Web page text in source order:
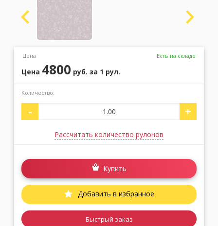
Цена Есть на складе
Цена 4800 руб. за 1 рул.
Количество:
- +
Рассчитать количество рулонов
Купить
Добавить в избранное
Быстрый заказ